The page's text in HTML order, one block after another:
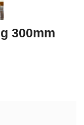
300mm